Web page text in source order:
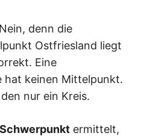
denn die
Ostfriesland liegt
Eine
hat keinen Mittelpunkt.
nur ein Kreis.
Schwerpunkt ermittelt,